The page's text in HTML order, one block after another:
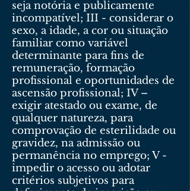
seja notória e publicamente
incompatível; III - considerar o
sexo, a idade, a cor ou situação
familiar como variável
determinante para fins de
remuneração, formação
profissional e oportunidades de
ascensão profissional; IV –
exigir atestado ou exame, de
qualquer natureza, para
comprovação de esterilidade ou
gravidez, na admissão ou
permanência no emprego; V -
impedir o acesso ou adotar
critérios subjetivos para